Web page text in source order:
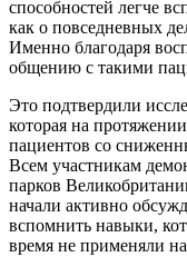
способностей легче
как о повседневных
Именно благодаря
общению с такими
Это подтвердили
которая на
пациентов со
Всем участникам
парков
начали активно
вспомнить навыки,
время не применяли